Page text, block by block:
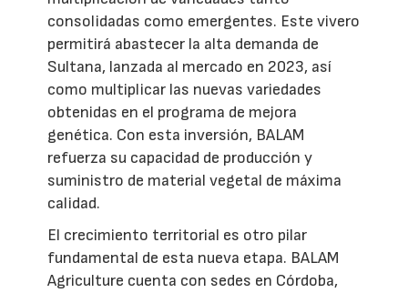
consolidadas como emergentes. Este vivero
permitirá abastecer la alta demanda de
Sultana, lanzada al mercado en 2023, así
como multiplicar las nuevas variedades
obtenidas en el programa de mejora
genética. Con esta inversión, BALAM
refuerza su capacidad de producción y
suministro de material vegetal de máxima
calidad.
El crecimiento territorial es otro pilar
fundamental de esta nueva etapa. BALAM
Agriculture cuenta con sedes en Córdoba,